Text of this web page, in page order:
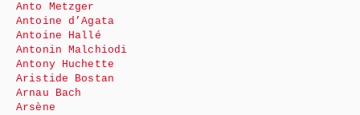
Anto Metzger
Antoine d’Agata
Antoine Hallé
Antonin Malchiodi
Antony Huchette
Aristide Bostan
Arnau Bach
Arsène